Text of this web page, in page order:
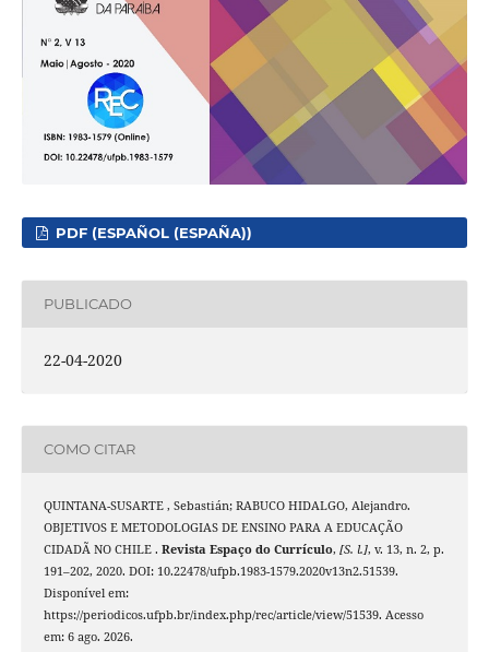
PDF (ESPAÑOL (ESPAÑA))
PUBLICADO
22-04-2020
COMO CITAR
QUINTANA-SUSARTE , Sebastián; RABUCO HIDALGO, Alejandro.
OBJETIVOS E METODOLOGIAS DE ENSINO PARA A EDUCAÇÃO
CIDADÃ NO CHILE . Revista Espaço do Currículo, [S. l.], v. 13, n. 2, p.
191–202, 2020. DOI: 10.22478/ufpb.1983-1579.2020v13n2.51539.
Disponível em:
https://periodicos.ufpb.br/index.php/rec/article/view/51539. Acesso
em: 6 ago. 2026.